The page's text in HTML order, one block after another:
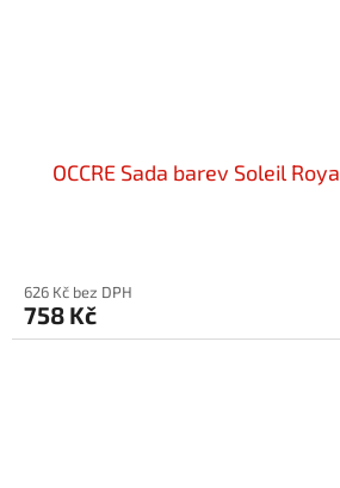
OCCRE Sada barev Soleil
626 Kč bez DPH
758 Kč